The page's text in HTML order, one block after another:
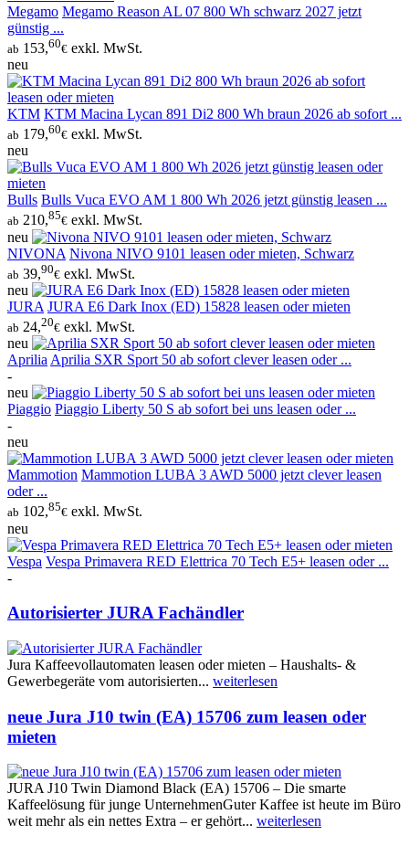
Megamo Megamo Reason AL 07 800 Wh schwarz 2027 jetzt
günstig ...
ab 153,60€ exkl. MwSt.
neu
KTM KTM Macina Lycan 891 Di2 800 Wh braun 2026 ab sofort ...
ab 179,60€ exkl. MwSt.
neu
Bulls Bulls Vuca EVO AM 1 800 Wh 2026 jetzt günstig leasen ...
ab 210,85€ exkl. MwSt.
neu
NIVONA Nivona NIVO 9101 leasen oder mieten, Schwarz
ab 39,90€ exkl. MwSt.
neu
JURA JURA E6 Dark Inox (ED) 15828 leasen oder mieten
ab 24,20€ exkl. MwSt.
neu
Aprilia Aprilia SXR Sport 50 ab sofort clever leasen oder ...
-
neu
Piaggio Piaggio Liberty 50 S ab sofort bei uns leasen oder ...
-
neu
Mammotion Mammotion LUBA 3 AWD 5000 jetzt clever leasen
oder ...
ab 102,85€ exkl. MwSt.
neu
Vespa Vespa Primavera RED Elettrica 70 Tech E5+ leasen oder ...
-
Autorisierter JURA Fachändler
Jura Kaffeevollautomaten leasen oder mieten – Haushalts- &
Gewerbegeräte vom autorisierten... weiterlesen
neue Jura J10 twin (EA) 15706 zum leasen oder
mieten
JURA J10 Twin Diamond Black (EA) 15706 – Die smarte
Kaffeelösung für junge UnternehmenGuter Kaffee ist heute im Büro
weit mehr als ein nettes Extra – er gehört... weiterlesen